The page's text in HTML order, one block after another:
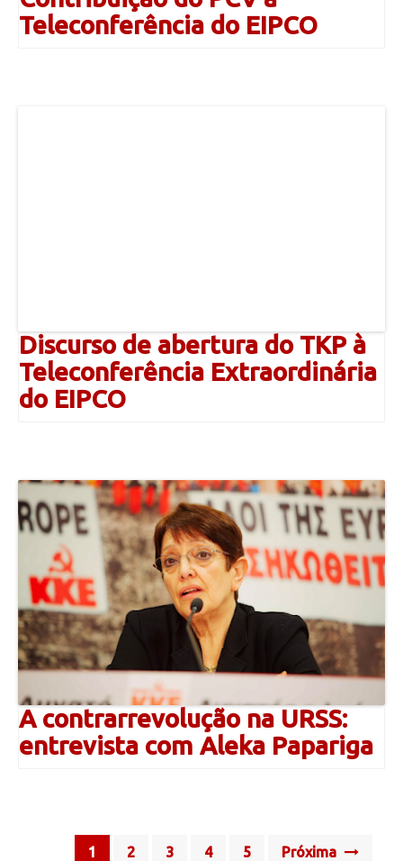
Teleconferência do EIPCO
Discurso de abertura do TKP à
Teleconferência Extraordinária
do EIPCO
A contrarrevolução na URSS:
entrevista com Aleka Papariga
1 2 3 4 5 Próxima